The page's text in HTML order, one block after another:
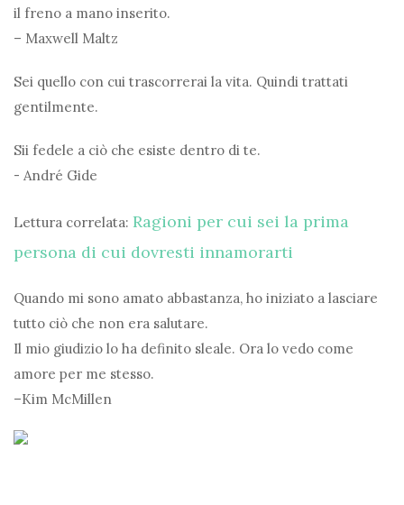
il freno a mano inserito.
– Maxwell Maltz
Sei quello con cui trascorrerai la vita. Quindi trattati
gentilmente.
Sii fedele a ciò che esiste dentro di te.
- André Gide
Lettura correlata: Ragioni per cui sei la prima
persona di cui dovresti innamorarti
Quando mi sono amato abbastanza, ho iniziato a lasciare
tutto ciò che non era salutare.
Il mio giudizio lo ha definito sleale. Ora lo vedo come
amore per me stesso.
–Kim McMillen